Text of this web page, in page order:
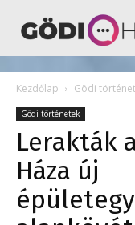
Kezdőlap Gödi
Gödi történetek
Lerakták
Háza új